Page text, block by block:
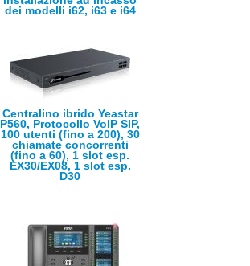
dei modelli i62, i63 e i64
Centralino ibrido Yeastar
P560, Protocollo VoIP SIP,
100 utenti (fino a 200), 30
chiamate concorrenti
(fino a 60), 1 slot esp.
EX30/EX08, 1 slot esp.
D30